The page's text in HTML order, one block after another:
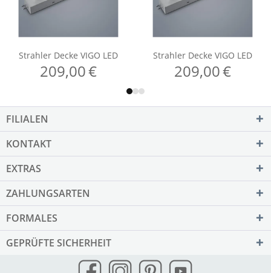
FILIALEN
KONTAKT
EXTRAS
ZAHLUNGSARTEN
FORMALES
GEPRÜFTE SICHERHEIT